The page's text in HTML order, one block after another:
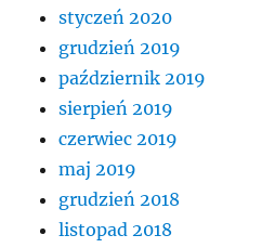
styczeń 2020
grudzień 2019
październik 2019
sierpień 2019
czerwiec 2019
maj 2019
grudzień 2018
listopad 2018